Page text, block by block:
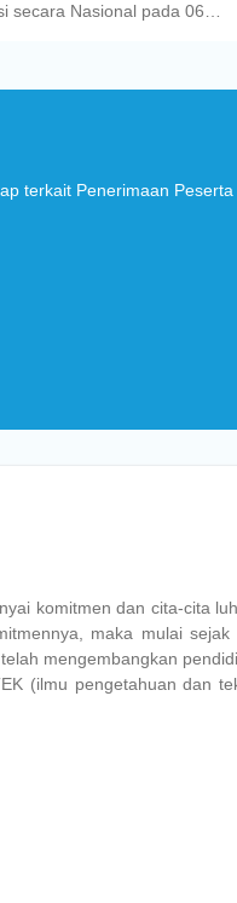
secara Nasional pada 06…
terkait Penerimaan
komitmen dan cita-cita
maka mulai
mengembangkan
(ilmu pengetahuan dan